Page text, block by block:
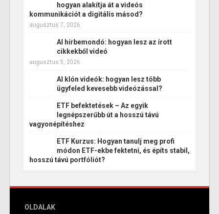
hogyan alakítja át a videós
kommunikációt a digitális másod?
augusztus 7, 2026
AI hírbemondó: hogyan lesz az írott
cikkekből videó
augusztus 5, 2026
AI klón videók: hogyan lesz több
ügyfeled kevesebb videózással?
ETF befektetések – Az egyik
legnépszerűbb út a hosszú távú
vagyonépítéshez
ETF Kurzus: Hogyan tanulj meg profi
módon ETF-ekbe fektetni, és építs stabil,
hosszú távú portfóliót?
OLDALAK